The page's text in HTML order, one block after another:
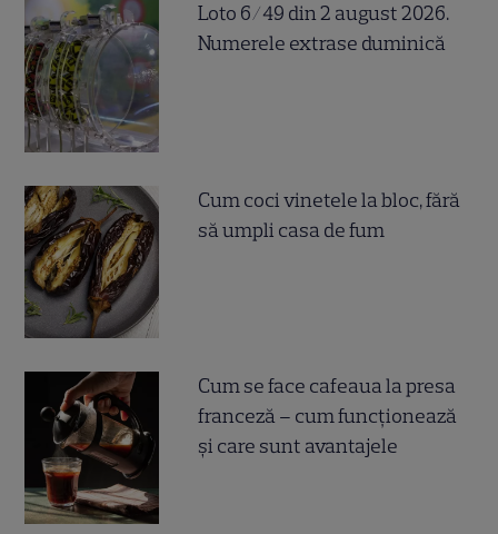
Loto 6/49 din 2 august 2026.
Numerele extrase duminică
Cum coci vinetele la bloc, fără
să umpli casa de fum
Cum se face cafeaua la presa
franceză – cum funcționează
și care sunt avantajele